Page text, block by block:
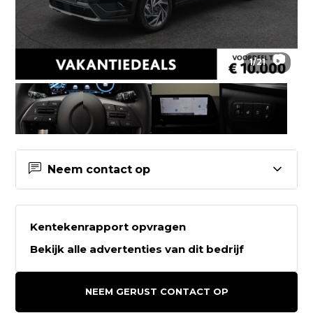
1/21 📷
Neem contact op
Contactgegevens Van Mossel
Hyundai Leeuwarden
Kentekenrapport opvragen
Bekijk alle advertenties van dit bedrijf
NEEM GERUST CONTACT OP